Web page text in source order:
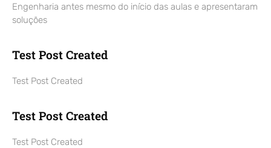
Engenharia antes mesmo do início das aulas e apresentaram
soluções
Test Post Created
Test Post Created
Test Post Created
Test Post Created